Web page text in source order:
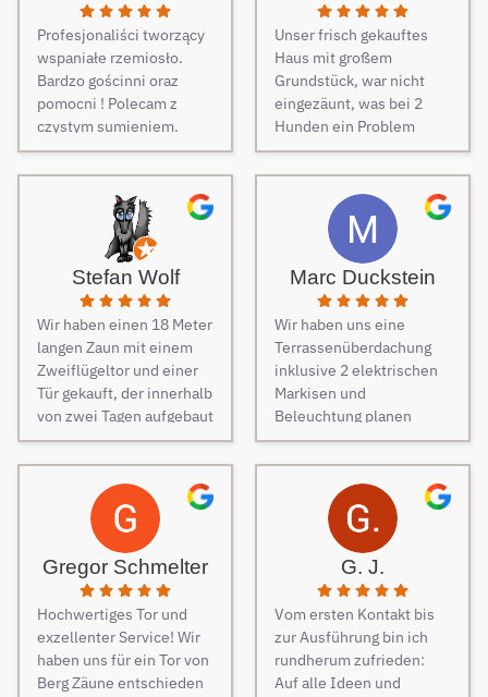
Profesjonaliści tworzący
wspaniałe rzemiosło.
Bardzo gościnni oraz
pomocni ! Polecam z
czystym sumieniem.
Unser frisch gekauftes
Haus mit großem
Grundstück, war nicht
eingezäunt, was bei 2
Hunden ein Problem
darstellt. Daher musste
dringend und schnell ein
Zaun her. Auf Empfehlung
von Freunden haben wir
unseren Zaun bei Berg
Zäune beauftragt und es
keine Sekunde bereut.
Dieser Tipp war wirklich
Gold wert! Von Angebot
bis zur Fertigstellung des
Zauns, verlief alles
absolut reibungslos. Alle
Fragen wurden im
Vorfeld schnell
beantwortet, auf
Sonderwünsche wurde
eingegangen und
Verständigungsprobleme
gab es auch keine, ganz
zu schweigen davon,
dass der Preis auch
unschlagbar war. Die 2
Männer, die vor Ort waren
und den Zaun aufgestellt
Stefan Wolf
Wir haben einen 18 Meter
langen Zaun mit einem
Zweiflügeltor und einer
Tür gekauft, der innerhalb
von zwei Tagen aufgebaut
wurde. Am dritten Tag
kamen die Elektriker, um
die Steuerung und
Elektrik des Tores
fachmännisch
anzuschließen.
Besonders
hervorzuheben ist die
Unterstützung während
des Auswahlprozesses.
Unsere
Ansprechpartnerin hat
Marc Duckstein
Wir haben uns eine
Terrassenüberdachung
inklusive 2 elektrischen
Markisen und
Beleuchtung planen
lassen. Es war vom
ersten Kontakt bis zur
finalen Ausführung des
Projektes eine
reibungslose
Kommunikation. Sehr
freundlich und man ist
auch auf jeden Wunsch
eingegangen. Bei der
Montage der
Überdachung waren 4
freundliche Monteure am
Gregor Schmelter
Hochwertiges Tor und
exzellenter Service! Wir
haben uns für ein Tor von
Berg Zäune entschieden
G. J.
Vom ersten Kontakt bis
zur Ausführung bin ich
rundherum zufrieden:
Auf alle Ideen und